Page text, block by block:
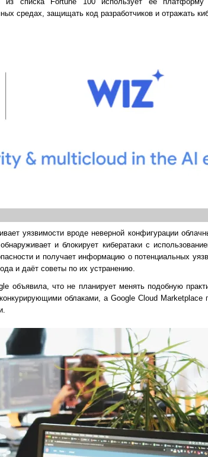
средах, защищать код разработчиков и отражать
уязвимости вроде неверной конфигурации
и блокирует кибератаки с
и получает информацию о потенциальных
и даёт советы по их устранению.
объявила, что не планирует менять подобную
облаками, а Google Cloud Marketplace